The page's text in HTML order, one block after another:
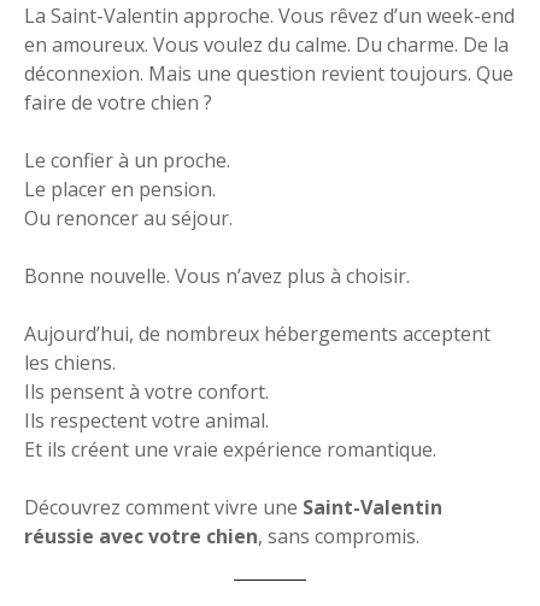
La Saint-Valentin approche. Vous rêvez d’un week-end
en amoureux. Vous voulez du calme. Du charme. De la
déconnexion. Mais une question revient toujours. Que
faire de votre chien ?
Le confier à un proche.
Le placer en pension.
Ou renoncer au séjour.
Bonne nouvelle. Vous n’avez plus à choisir.
Aujourd’hui, de nombreux hébergements acceptent
les chiens.
Ils pensent à votre confort.
Ils respectent votre animal.
Et ils créent une vraie expérience romantique.
Découvrez comment vivre une Saint-Valentin
réussie avec votre chien, sans compromis.